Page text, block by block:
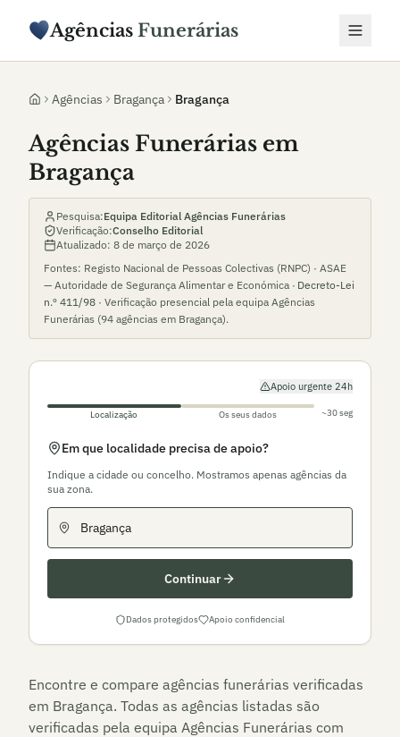
Agências Funerárias
Agências Bragança Bragança
Agências Funerárias em
Bragança
Pesquisa:Equipa Editorial Agências Funerárias
Verificação:Conselho Editorial
Atualizado: 8 de março de 2026
Fontes: Registo Nacional de Pessoas Colectivas (RNPC) · ASAE
— Autoridade de Segurança Alimentar e Económica · Decreto-Lei
n.º 411/98 · Verificação presencial pela equipa Agências
Funerárias (94 agências em Bragança).
Apoio urgente 24h
Localização Os seus dados ~30 seg
Em que localidade precisa de apoio?
Indique a cidade ou concelho. Mostramos apenas agências da
sua zona.
Continuar
Dados protegidos Apoio confidencial
Encontre e compare agências funerárias verificadas
em Bragança. Todas as agências listadas são
verificadas pela equipa Agências Funerárias com